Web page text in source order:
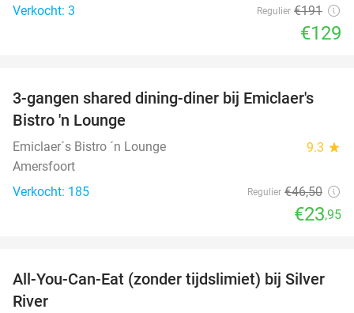
Verkocht: 3
Regulier €191
€129
48%
3-gangen shared dining-diner bij Emiclaer's
Bistro 'n Lounge
Emiclaer´s Bistro ´n Lounge 9.3 star
Amersfoort
Verkocht: 185
Regulier €46,50
€23,95
19%
All-You-Can-Eat (zonder tijdslimiet) bij Silver
River